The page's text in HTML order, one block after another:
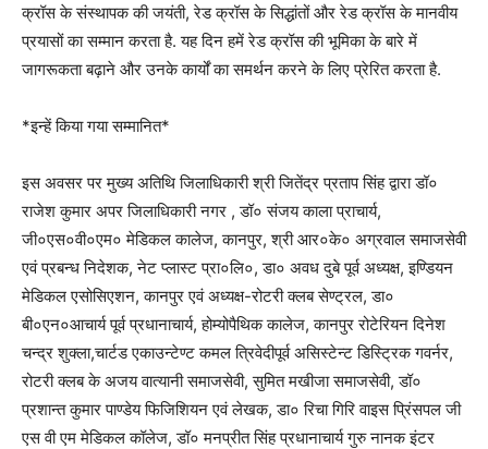
क्रॉस के संस्थापक की जयंती, रेड क्रॉस के सिद्धांतों और रेड क्रॉस के मानवीय
प्रयासों का सम्मान करता है. यह दिन हमें रेड क्रॉस की भूमिका के बारे में
जागरूकता बढ़ाने और उनके कार्यों का समर्थन करने के लिए प्रेरित करता है.
*इन्हें किया गया सम्मानित*
इस अवसर पर मुख्य अतिथि जिलाधिकारी श्री जितेंद्र प्रताप सिंह द्वारा डॉ०
राजेश कुमार अपर जिलाधिकारी नगर , डॉ० संजय काला प्राचार्य,
जी०एस०वी०एम० मेडिकल कालेज, कानपुर, श्री आर०के० अग्रवाल समाजसेवी
एवं प्रबन्ध निदेशक, नेट प्लास्ट प्रा०लि०, डा० अवध दुबे पूर्व अध्यक्ष, इण्डियन
मेडिकल एसोसिएशन, कानपुर एवं अध्यक्ष-रोटरी क्लब सेण्ट्रल, डा०
बी०एन०आचार्य पूर्व प्रधानाचार्य, होम्योपैथिक कालेज, कानपुर रोटेरियन दिनेश
चन्द्र शुक्ला,चार्टड एकाउन्टेण्ट कमल त्रिवेदीपूर्व असिस्टेन्ट डिस्ट्रिक गवर्नर,
रोटरी क्लब के अजय वात्यानी समाजसेवी, सुमित मखीजा समाजसेवी, डॉ०
प्रशान्त कुमार पाण्डेय फिजिशियन एवं लेखक, डा० रिचा गिरि वाइस प्रिंसपल जी
एस वी एम मेडिकल कॉलेज, डॉ० मनप्रीत सिंह प्रधानाचार्य गुरु नानक इंटर